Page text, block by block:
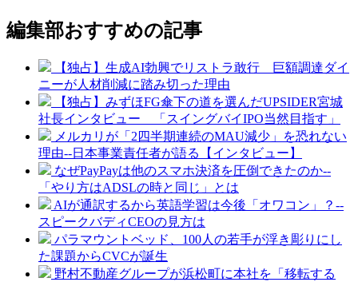
編集部おすすめの記事
【独占】生成AI勃興でリストラ敢行 巨額調達ダイ
ニーが人材削減に踏み切った理由
【独占】みずほFG傘下の道を選んだUPSIDER宮城
社長インタビュー 「スイングバイIPO当然目指す」
メルカリが「2四半期連続のMAU減少」を恐れない
理由--日本事業責任者が語る【インタビュー】
なぜPayPayは他のスマホ決済を圧倒できたのか--
「やり方はADSLの時と同じ」とは
AIが通訳するから英語学習は今後「オワコン」？--
スピークバディCEOの見方は
パラマウントベッド、100人の若手が浮き彫りにし
た課題からCVCが誕生
野村不動産グループが浜松町に本社を「移転する